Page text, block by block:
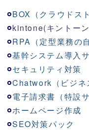
BOX（クラウドス
kintone(キントー
RPA（定型業務の
基幹システム導入
セキュリティ対策
Chatwork（ビジネ
電子請求書（特設サ
ホームページ作成
SEO対策パック